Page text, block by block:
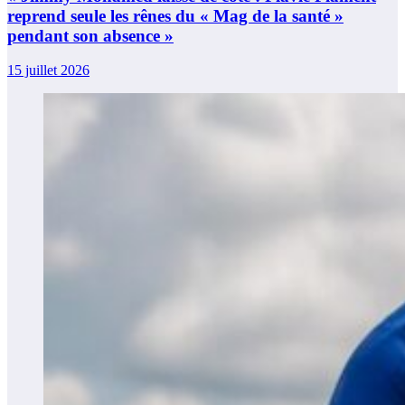
reprend seule les rênes du « Mag de la santé »
pendant son absence »
15 juillet 2026